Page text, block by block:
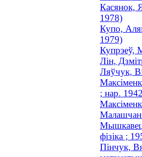
Касянок,
1978)
Купо,
1979)
Купрэеў,
Лін,
Ляўчук,
; нар.
Мышкавец,
фізіка ;
Пінчук,